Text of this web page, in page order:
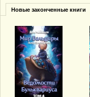
Новые законченные книги